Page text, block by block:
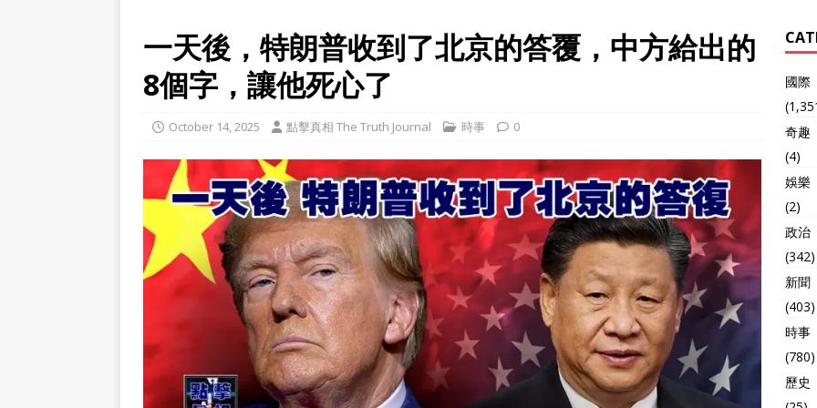
一天後，特朗普收到了北京的答覆，中方給出的
8個字，讓他死心了
October 14, 2025 點擊真相 The Truth Journal 時事 0
國際
奇趣
(4)
娛樂
(2)
政治
(342)
新聞
(403)
時事
(780)
歷史